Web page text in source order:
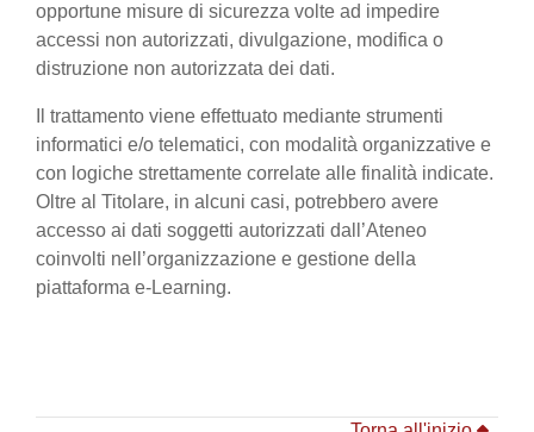
opportune misure di sicurezza volte ad impedire
accessi non autorizzati, divulgazione, modifica o
distruzione non autorizzata dei dati.
Il trattamento viene effettuato mediante strumenti
informatici e/o telematici, con modalità organizzative e
con logiche strettamente correlate alle finalità indicate.
Oltre al Titolare, in alcuni casi, potrebbero avere
accesso ai dati soggetti autorizzati dall’Ateneo
coinvolti nell’organizzazione e gestione della
piattaforma e-Learning.